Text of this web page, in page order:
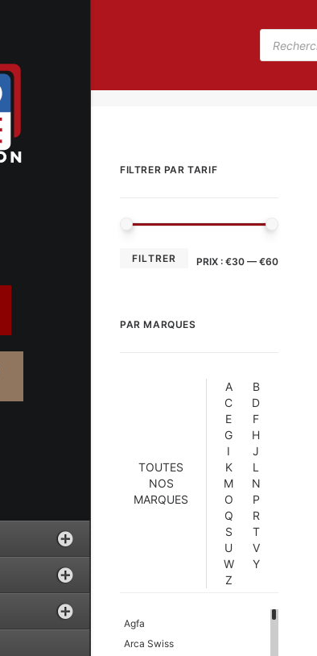
FILTRER PAR TARIF
FILTRER PRIX : €30 — €60
PAR MARQUES
TOUTES
NOS
MARQUES
A
B
C
D
E
F
G
H
I
J
K
L
M
N
O
P
Q
R
S
T
U
V
W
Y
Z
Agfa
Arca Swiss